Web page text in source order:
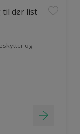
til dør list
og